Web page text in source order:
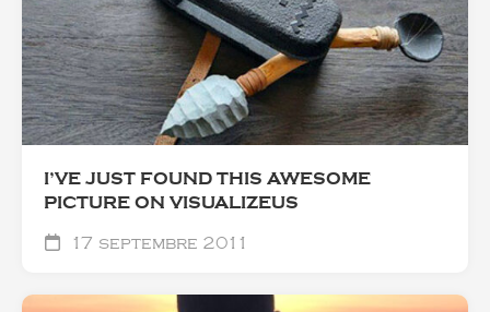
I’VE JUST FOUND THIS AWESOME
PICTURE ON VISUALIZEUS
17 septembre 2011